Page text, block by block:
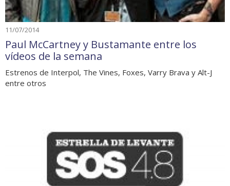
11/07/2014
Paul McCartney y Bustamante entre los
vídeos de la semana
Estrenos de Interpol, The Vines, Foxes, Varry Brava y Alt-J
entre otros